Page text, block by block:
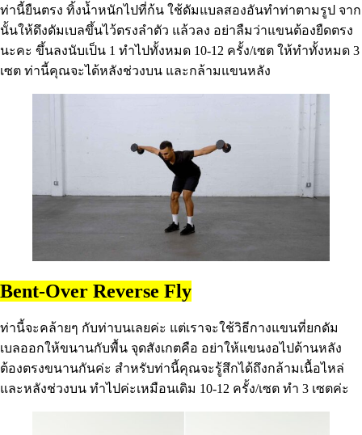
ท่านี้ยืนตรง ทิ้งน้ำหนักไปที่ก้น ใช้ดัมแบลสองอันทำท่าตามรูป จาก
นั้นให้ดึงดัมเบลขึ้นไว้ตรงลำตัว แล้วลง อย่าลืมว่าแขนต้องยืดตรง
นะคะ ขึ้นลงนับเป็น 1 ทำไปทั้งหมด 10-12 ครั้ง/เซต ให้ทำทั้งหมด 3
เซต ท่านี้คุณจะได้หลังช่วงบน และกล้ามแขนหลัง
Bent-Over Reverse Fly
ท่านี้จะคล้ายๆ กับท่าบนเลยค่ะ แต่เราจะใช้วิธีกางแขนที่ยกดัม
เบลออกให้ขนานกับพื้น จุดสังเกตคือ อย่าให้แขนงอไปด้านหลัง
ต้องตรงขนานกันค่ะ สำหรับท่านี้คุณจะรู้สึกได้ถึงกล้ามเนื้อไหล่
และหลังช่วงบน ทำไปค่ะเหมือนเดิม 10-12 ครั้ง/เซต ทำ 3 เซตค่ะ